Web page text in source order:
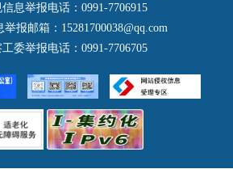
五家渠市
图木舒克市
石河子市
北屯市
水务局
业农村局(乡村振兴局)
口岸管理办公室
文化和旅游局
卫生健康委员会
息举报电话：0991-7706915
报邮箱：15281700038@qq.com
委举报电话：0991-7706705